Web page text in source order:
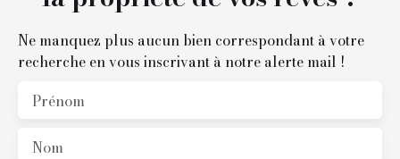
Ne manquez plus aucun bien correspondant à votre
recherche en vous inscrivant à notre alerte mail !
Prénom
Nom